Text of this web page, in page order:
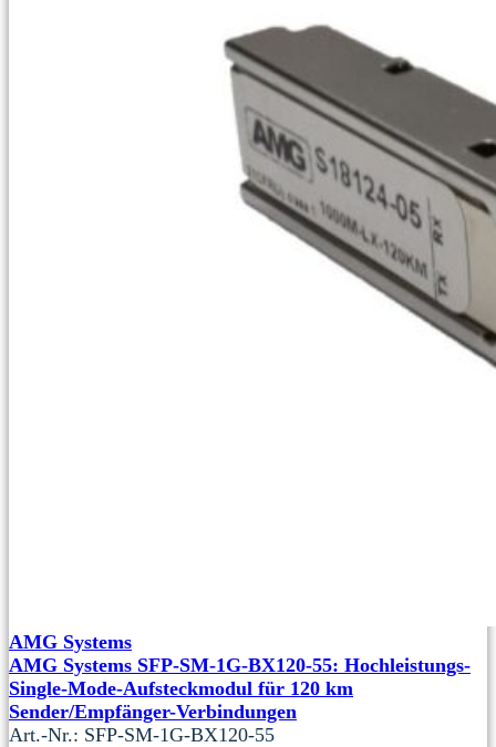
AMG Systems
AMG Systems SFP-SM-1G-BX120-55: Hochleistungs-
Single-Mode-Aufsteckmodul für 120 km
Sender/Empfänger-Verbindungen
Art.-Nr.: SFP-SM-1G-BX120-55